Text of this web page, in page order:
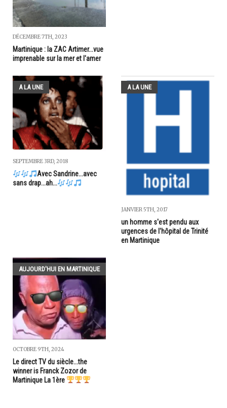
DÉCEMBRE 7TH, 2023
Martinique : la ZAC Artimer...vue
imprenable sur la mer et l'amer
A LA UNE
SEPTEMBRE 3RD, 2018
Avec Sandrine...avec
sans drap...ah...
A LA UNE
JANVIER 5TH, 2017
un homme s'est pendu aux
urgences de l'hôpital de Trinité
en Martinique
AUJOURD'HUI EN MARTINIQUE
OCTOBRE 9TH, 2024
Le direct TV du siècle...the
winner is Franck Zozor de
Martinique La 1ère